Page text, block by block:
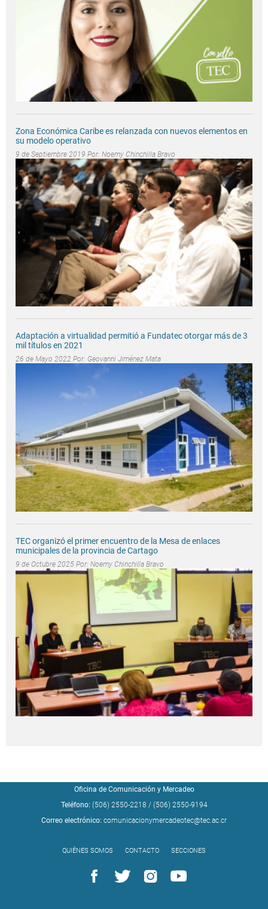
Zona Económica Caribe es relanzada con nuevos elementos en
su modelo operativo
9 de Septiembre 2019 Por: Noemy Chinchilla Bravo
Adaptación a virtualidad permitió a Fundatec otorgar más de 3
mil títulos en 2021
26 de Mayo 2022 Por: Geovanni Jiménez Mata
TEC organizó el primer encuentro de la Mesa de enlaces
municipales de la provincia de Cartago
9 de Octubre 2025 Por: Noemy Chinchilla Bravo
Oficina de Comunicación y Mercadeo
Teléfono: (506) 2550-2218 / (506) 2550-9194
Correo electrónico: comunicacionymercadeotec@tec.ac.cr
QUIÉNES SOMOS CONTACTO SECCIONES